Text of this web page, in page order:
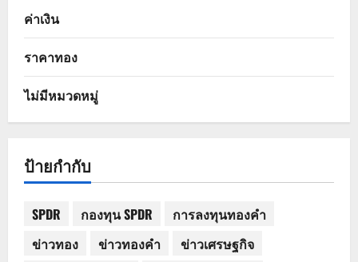
ค่าเงิน
ราคาทอง
ไม่มีหมวดหมู่
ป้ายกำกับ
SPDR กองทุน SPDR
การลงทุนทองคำ
ข่าวทอง
ข่าวทองคำ
ข่าวเศรษฐกิจ